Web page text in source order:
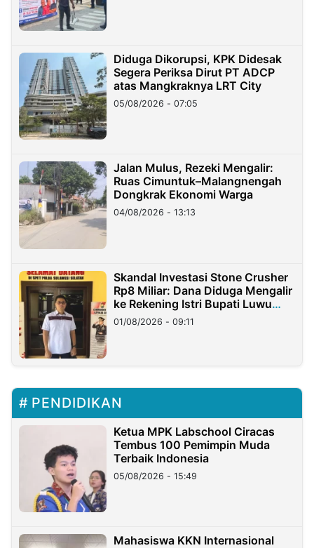
Diduga Dikorupsi, KPK Didesak
Segera Periksa Dirut PT ADCP
atas Mangkraknya LRT City
05/08/2026 - 07:05
Jalan Mulus, Rezeki Mengalir:
Ruas Cimuntuk–Malangnengah
Dongkrak Ekonomi Warga
04/08/2026 - 13:13
Skandal Investasi Stone Crusher
Rp8 Miliar: Dana Diduga Mengalir
ke Rekening Istri Bupati Luwu
Timur
01/08/2026 - 09:11
PENDIDIKAN
Ketua MPK Labschool Ciracas
Tembus 100 Pemimpin Muda
Terbaik Indonesia
05/08/2026 - 15:49
Mahasiswa KKN Internasional